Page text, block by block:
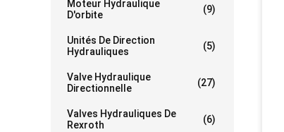
Moteur Hydraulique
D'orbite
(9)
Unités De Direction
Hydrauliques
(5)
Valve Hydraulique
Directionnelle
(27)
Valves Hydrauliques De
Rexroth
(6)